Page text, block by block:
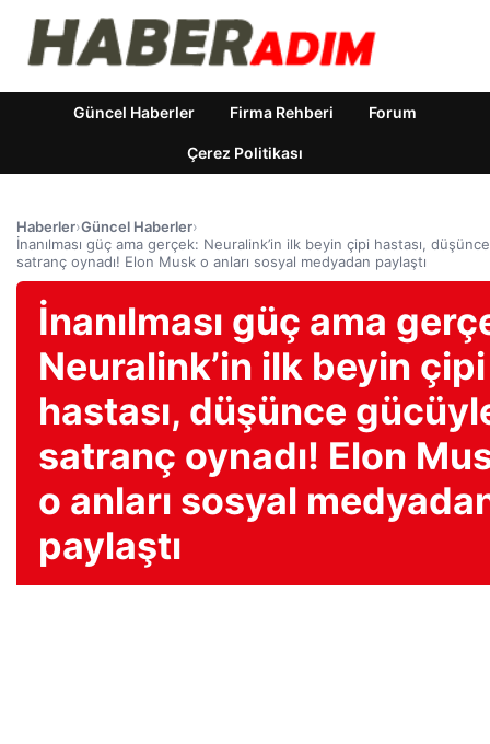
Güncel Haberler Firma Rehberi Forum
Çerez Politikası
Haberler›Güncel Haberler›
İnanılması güç ama gerçek: Neuralink’in ilk beyin çipi hastası,
satranç oynadı! Elon Musk o anları sosyal medyadan paylaştı
İnanılması güç ama
Neuralink’in ilk beyin çipi
hastası, düşünce
satranç oynadı! Elon
o anları sosyal
paylaştı